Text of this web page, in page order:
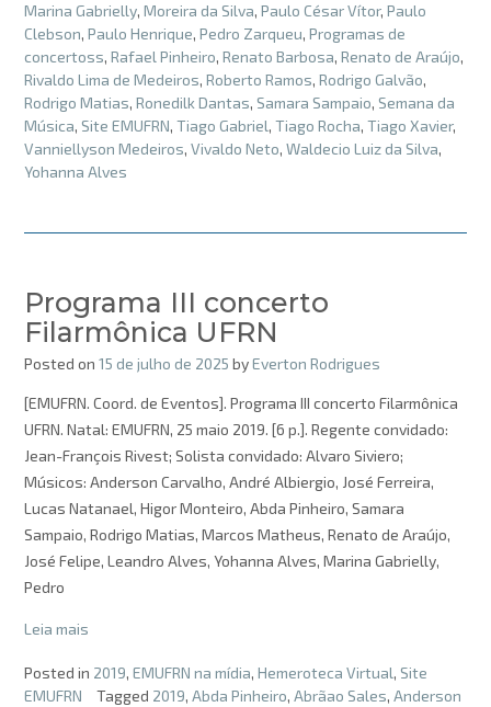
Marina Gabrielly, Moreira da Silva, Paulo César Vítor, Paulo
Clebson, Paulo Henrique, Pedro Zarqueu, Programas de
concertoss, Rafael Pinheiro, Renato Barbosa, Renato de Araújo,
Rivaldo Lima de Medeiros, Roberto Ramos, Rodrigo Galvão,
Rodrigo Matias, Ronedilk Dantas, Samara Sampaio, Semana da
Música, Site EMUFRN, Tiago Gabriel, Tiago Rocha, Tiago Xavier,
Vanniellyson Medeiros, Vivaldo Neto, Waldecio Luiz da Silva,
Yohanna Alves
Programa III concerto
Filarmônica UFRN
Posted on 15 de julho de 2025 byEverton Rodrigues
[EMUFRN. Coord. de Eventos]. Programa III concerto Filarmônica
UFRN. Natal: EMUFRN, 25 maio 2019. [6 p.]. Regente convidado:
Jean-François Rivest; Solista convidado: Alvaro Siviero;
Músicos: Anderson Carvalho, André Albiergio, José Ferreira,
Lucas Natanael, Higor Monteiro, Abda Pinheiro, Samara
Sampaio, Rodrigo Matias, Marcos Matheus, Renato de Araújo,
José Felipe, Leandro Alves, Yohanna Alves, Marina Gabrielly,
Pedro
Leia mais
Posted in 2019, EMUFRN na mídia, Hemeroteca Virtual, Site
EMUFRN
Tagged 2019, Abda Pinheiro, Abrãao Sales, Anderson